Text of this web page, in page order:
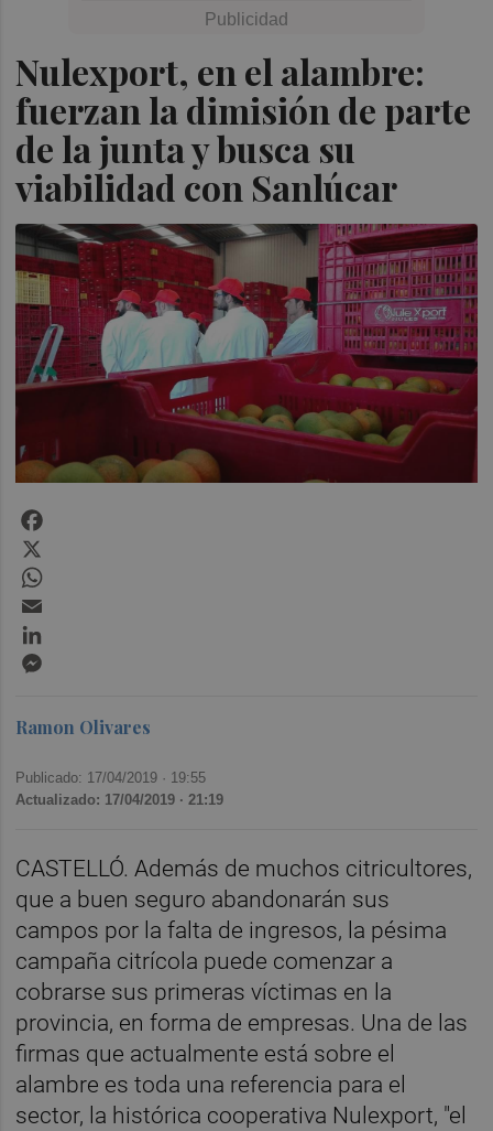
Nulexport, en el alambre:
fuerzan la dimisión de parte
de la junta y busca su
viabilidad con Sanlúcar
Ramon Olivares
Publicado: 17/04/2019 · 19:55
Actualizado: 17/04/2019 · 21:19
CASTELLÓ. Además de muchos citricultores,
que a buen seguro abandonarán sus
campos por la falta de ingresos, la pésima
campaña citrícola puede comenzar a
cobrarse sus primeras víctimas en la
provincia, en forma de empresas. Una de las
firmas que actualmente está sobre el
alambre es toda una referencia para el
sector, la histórica cooperativa Nulexport, "el